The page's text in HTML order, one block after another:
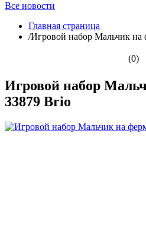
Все новости
Главная страница
/Игровой набор Мальчик на
(0)
Игровой набор
33879 Brio